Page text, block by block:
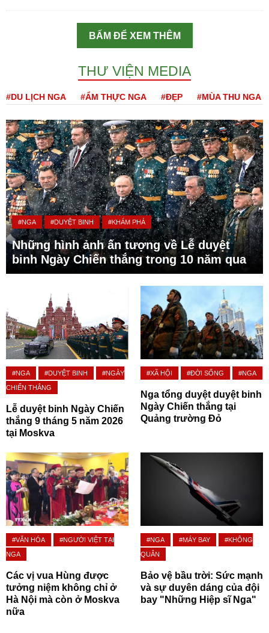
BẤM ĐỂ XEM THÊM
THƯ VIỆN MEDIA
#DU LỊCH NGA #ẨM THỰC NGA #ĐẸP #MÙA THU NGA
#NGA #DUYỆT BINH #KHÁM PHÁ
Những hình ảnh ấn tượng về Lễ duyệt
binh Ngày Chiến thắng trong 10 năm qua
#NGA #DUYỆT BINH
#NGÀY
CHIẾN THẮNG
Lễ duyệt binh Ngày Chiến
thắng 9 tháng 5 năm 2026
tại Moskva
#XÃ HỘI #ĐỜI SỐNG #NGA
Nga tổng duyệt duyệt binh
Ngày Chiến thắng tại
Quảng trường Đỏ
#VĂN HÓA
#NGƯỜI VIỆT TẠI
NGA
Các vị vua Hùng được
tưởng niệm không chỉ ở
Hà Nội mà còn ở Moskva
nữa
#NGA #MÁY BAY
#KHÔNG
QUÂN
Bảo vệ bầu trời: Sức mạnh
và sự duyên dáng của đội
bay "Những Hiệp sĩ Nga"